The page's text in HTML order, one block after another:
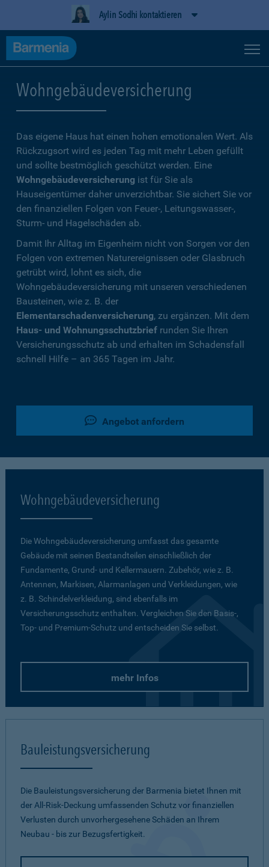
Aylin Sodhi kontaktieren
Wohngebäudeversicherung
Das eigene Haus hat einen hohen emotionalen Wert. Als
Rückzugsort wird es jeden Tag mit mehr Leben gefüllt
und sollte bestmöglich geschützt werden. Eine
Wohngebäudeversicherung ist für Sie als
Hauseigentümer daher unverzichtbar. Sie sichert Sie vor
den finanziellen Folgen von Feuer-, Leitungswasser-,
Sturm- und Hagelschäden ab.
Damit Ihr Alltag im Eigenheim nicht von Sorgen vor den
Folgen von extremen Naturereignissen oder Glasbruch
getrübt wird, lohnt es sich, die
Wohngebäudeversicherung mit unseren verschiedenen
Bausteinen, wie z. B. der
Elementarschadenversicherung, zu ergänzen. Mit dem
Haus- und Wohnungsschutzbrief runden Sie Ihren
Versicherungsschutz ab und erhalten im Schadensfall
schnell Hilfe – an 365 Tagen im Jahr.
Angebot anfordern
Wohngebäudeversicherung
Die Wohngebäudeversicherung umfasst das gesamte
Gebäude mit seinen Bestandteilen einschließlich der
Fundamente, Grund- und Kellermauern. Zubehör, wie z. B.
Antennen, Markisen, Alarmanlagen und Verkleidungen, wie
z. B. Schindelverkleidung, sind ebenfalls im
Versicherungsschutz enthalten. Vergleichen Sie den Basis-,
Top- und Premium-Schutz und entscheiden Sie selbst.
mehr Infos
Bauleistungsversicherung
Die Bauleistungsversicherung der Barmenia bietet Ihnen mit
der All-Risk-Deckung umfassenden Schutz vor finanziellen
Verlusten durch unvorhergesehene Schäden an Ihrem
Neubau - bis zur Bezugsfertigkeit.